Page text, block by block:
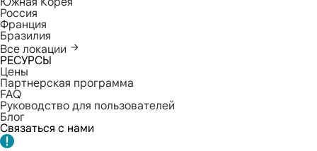
Россия
Франция
Бразилия
Все локации
РЕСУРСЫ
Цены
Партнерская программа
FAQ
Руководство для пользователей
Блог
Связаться с нами